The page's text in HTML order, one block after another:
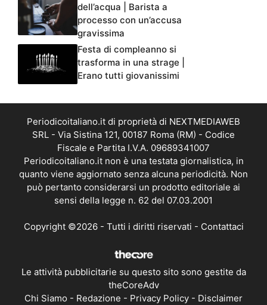
dell’acqua | Barista a
processo con un’accusa
gravissima
Festa di compleanno si
trasforma in una strage |
Erano tutti giovanissimi
Periodicoitaliano.it di proprietà di NEXTMEDIAWEB
SRL - Via Sistina 121, 00187 Roma (RM) - Codice
Fiscale e Partita I.V.A. 09689341007
Periodicoitaliano.it non è una testata giornalistica, in
quanto viene aggiornato senza alcuna periodicità. Non
può pertanto considerarsi un prodotto editoriale ai
sensi della legge n. 62 del 07.03.2001
Copyright ©2026 - Tutti i diritti riservati - Contattaci
Le attività pubblicitarie su questo sito sono gestite da
theCoreAdv
Chi Siamo - Redazione - Privacy Policy - Disclaimer